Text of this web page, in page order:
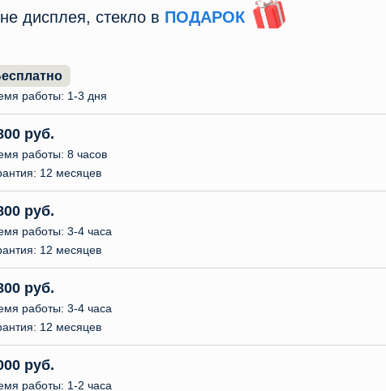
дисплея, стекло в ПОДАРОК
работы: 1-3 дня
руб.
работы: 8 часов
12 месяцев
руб.
работы: 3-4 часа
12 месяцев
руб.
работы: 3-4 часа
12 месяцев
руб.
работы: 1-2 часа